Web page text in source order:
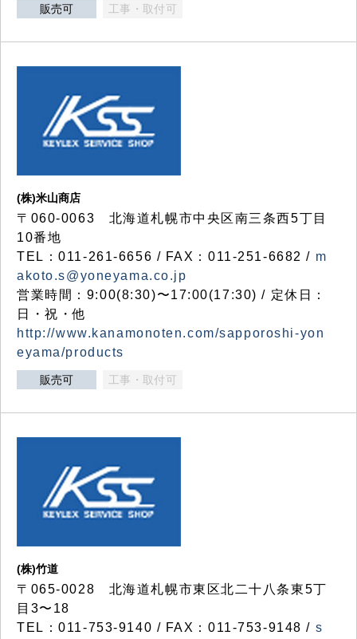
販売可 工事・取付可
(株)米山商店
〒060-0063 北海道札幌市中央区南三条西5丁目
10番地
TEL：011-261-6656 / FAX：011-251-6682 / m
akoto.s@yoneyama.co.jp
営業時間：9:00(8:30)〜17:00(17:30) / 定休日：
日・祝・他
http://www.kanamonoten.com/sapporoshi-yon
eyama/products
販売可 工事・取付可
(株)竹道
〒065-0028 北海道札幌市東区北二十八条東5丁
目3〜18
TEL：011-753-9140 / FAX：011-753-9148 / s